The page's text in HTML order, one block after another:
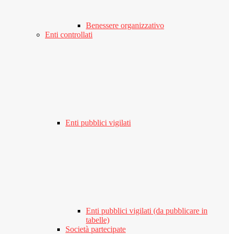
Benessere organizzativo
Enti controllati
Enti pubblici vigilati
Enti pubblici vigilati (da pubblicare in
tabelle)
Società partecipate